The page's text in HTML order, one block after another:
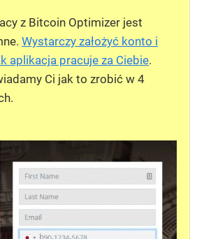
z Bitcoin Optimizer jest
Wystarczy założyć konto i
aplikacja pracuje za Ciebie.
Ci jak to zrobić w 4